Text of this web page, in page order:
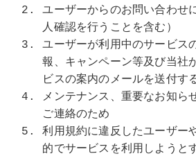
ユーザーからのお問い合わせ
人確認を行うことを含む）
ユーザーが利用中のサービス
報、キャンペーン等及び当社
ビスの案内のメールを送付す
メンテナンス、重要なお知ら
ご連絡のため
利用規約に違反したユーザー
的でサービスを利用しようと